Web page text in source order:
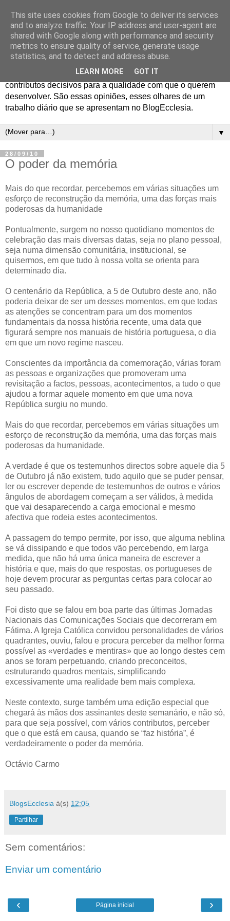
Blog Ecclesia
O jornalismo da Agência Ecclesia e dos Programas
Ecclesia e 70x7 gera opiniões entre os profissionais que o
realizam e os colaboradores em quem encontram
contributos decisivos para a qualidade com que o querem
desenvolver. São essas opiniões, esses olhares de um
trabalho diário que se apresentam no BlogEcclesia.
▼
28/09/10
O poder da memória
Mais do que recordar, percebemos em várias situações um
esforço de reconstrução da memória, uma das forças mais
poderosas da humanidade
Pontualmente, surgem no nosso quotidiano momentos de
celebração das mais diversas datas, seja no plano pessoal,
seja numa dimensão comunitária, institucional, se
quisermos, em que tudo à nossa volta se orienta para
determinado dia.
O centenário da República, a 5 de Outubro deste ano, não
poderia deixar de ser um desses momentos, em que todas
as atenções se concentram para um dos momentos
fundamentais da nossa história recente, uma data que
figurará sempre nos manuais de história portuguesa, o dia
em que um novo regime nasceu.
Conscientes da importância da comemoração, várias foram
as pessoas e organizações que promoveram uma
revisitação a factos, pessoas, acontecimentos, a tudo o que
ajudou a formar aquele momento em que uma nova
República surgiu no mundo.
Mais do que recordar, percebemos em várias situações um
esforço de reconstrução da memória, uma das forças mais
poderosas da humanidade.
A verdade é que os testemunhos directos sobre aquele dia 5
de Outubro já não existem, tudo aquilo que se puder pensar,
ler ou escrever depende de testemunhos de outros e vários
ângulos de abordagem começam a ser válidos, à medida
que vai desaparecendo a carga emocional e mesmo
afectiva que rodeia estes acontecimentos.
A passagem do tempo permite, por isso, que alguma neblina
se vá dissipando e que todos vão percebendo, em larga
medida, que não há uma única maneira de escrever a
história e que, mais do que respostas, os portugueses de
hoje devem procurar as perguntas certas para colocar ao
seu passado.
Foi disto que se falou em boa parte das últimas Jornadas
Nacionais das Comunicações Sociais que decorreram em
Fátima. A Igreja Católica convidou personalidades de vários
quadrantes, ouviu, falou e procura perceber da melhor forma
possível as «verdades e mentiras» que ao longo destes cem
anos se foram perpetuando, criando preconceitos,
estruturando quadros mentais, simplificando
excessivamente uma realidade bem mais complexa.
Neste contexto, surge também uma edição especial que
chegará às mãos dos assinantes deste semanário, e não só,
para que seja possível, com vários contributos, perceber
que o que está em causa, quando se “faz história”, é
verdadeiramente o poder da memória.
Octávio Carmo
BlogsEcclesia à(s) 12:05
Partilhar
Sem comentários:
Enviar um comentário
‹ ›
Página inicial
This site uses cookies from Google to deliver its services
and to analyze traffic. Your IP address and user-agent are
shared with Google along with performance and security
metrics to ensure quality of service, generate usage
statistics, and to detect and address abuse.
LEARN MORE GOT IT